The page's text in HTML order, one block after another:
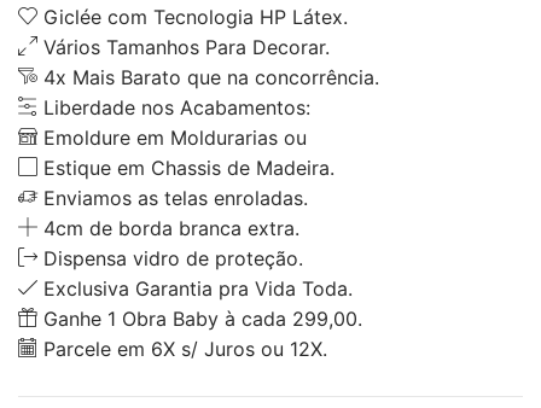
Giclée com Tecnologia HP Látex.
Vários Tamanhos Para Decorar.
4x Mais Barato que na concorrência.
Liberdade nos Acabamentos:
Emoldure em Moldurarias ou
Estique em Chassis de Madeira.
Enviamos as telas enroladas.
4cm de borda branca extra.
Dispensa vidro de proteção.
Exclusiva Garantia pra Vida Toda.
Ganhe 1 Obra Baby à cada 299,00.
Parcele em 6X s/ Juros ou 12X.